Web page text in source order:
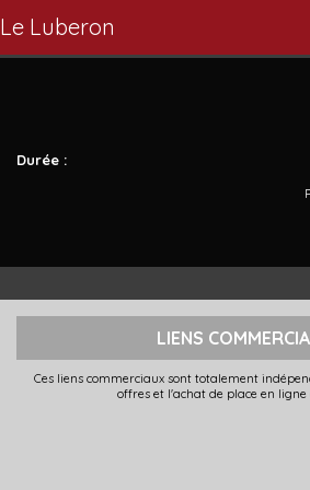
Le Luberon
Durée :
LIENS
Ces liens commerciaux sont totalement
offres et l'achat de place en